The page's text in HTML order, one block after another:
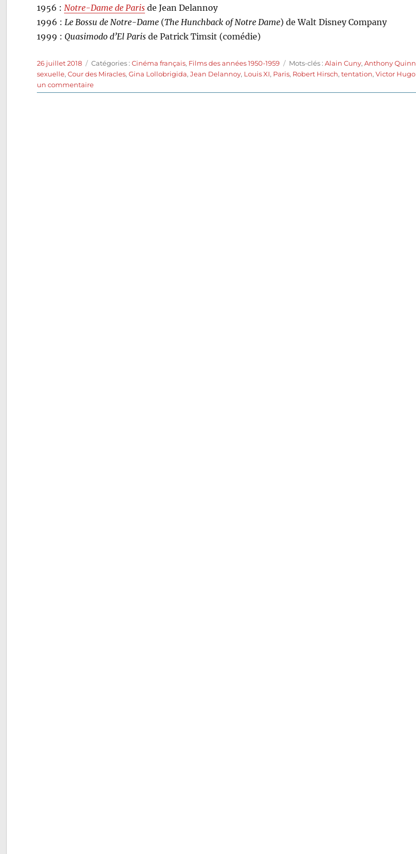
1956 : Notre-Dame de Paris de Jean Delannoy
1996 : Le Bossu de Notre-Dame (The Hunchback of Notre Dame) de Walt Disney Company
1999 :Quasimodo d’El Paris de Patrick Timsit (comédie)
Publié
le
26 juillet 2018 Catégories
Catégories :Cinéma français, Films des années 1950-1959 Étiquettes
Mots-clés :Alain Cuny,Anthony Quinn
sexuelle,Cour des Miracles,Gina Lollobrigida,Jean Delannoy, Louis XI, Paris, Robert Hirsch,tentation,Victor Hugo
un commentairesur
Notre-